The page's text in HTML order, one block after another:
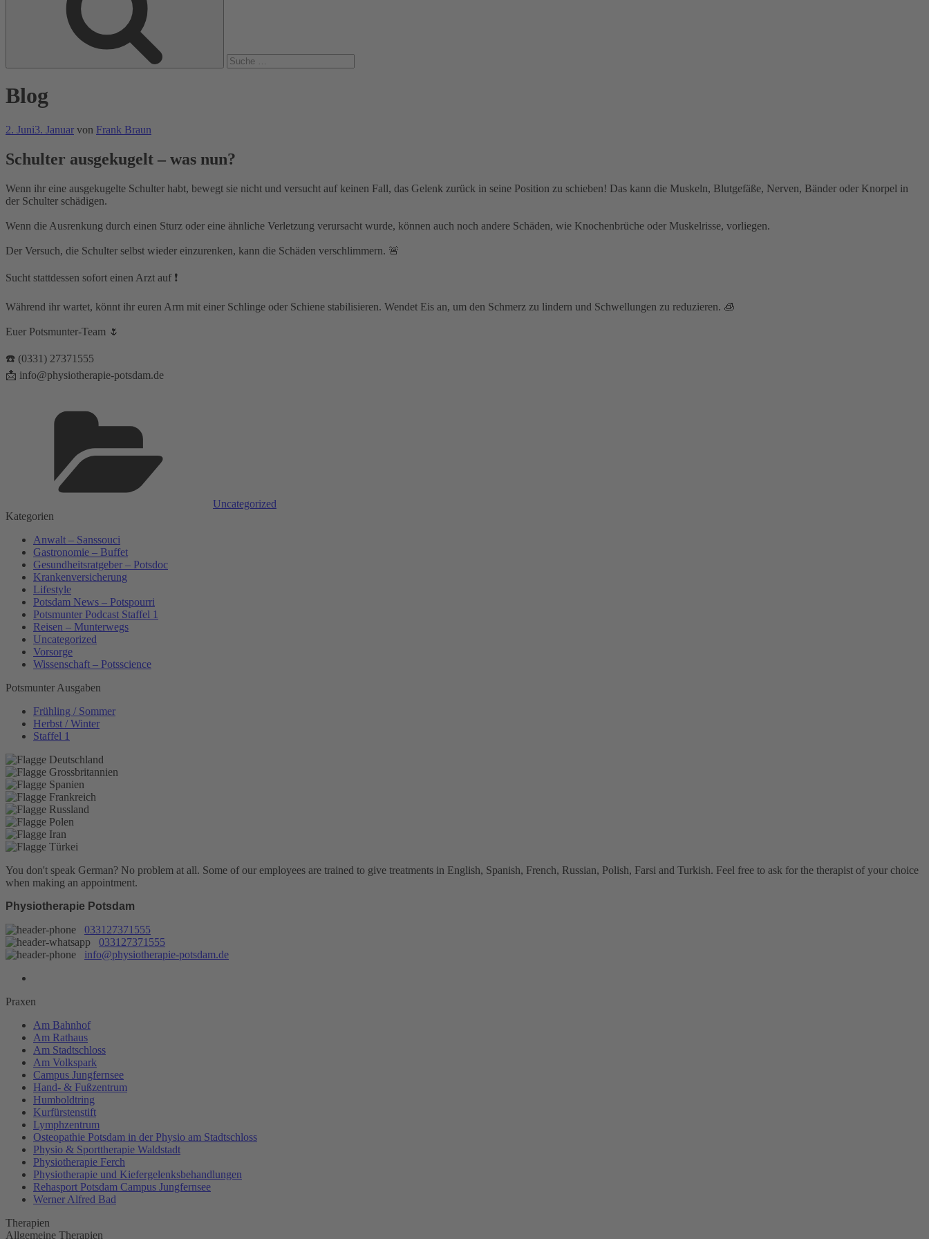
Blog
Veröffentlicht
2. Juni3. Januar von Frank Braun
Schulter ausgekugelt – was nun?
Wenn ihr eine ausgekugelte Schulter habt, bewegt sie nicht und versucht auf keinen Fall, das Gelenk zurück in seine Position zu schieben! Das kann die Muskeln, Blutgefäße, Nerven, Bänder oder Knorpel in
der Schulter schädigen.⁣
Wenn die Ausrenkung durch einen Sturz oder eine ähnliche Verletzung verursacht wurde, können auch noch andere Schäden, wie Knochenbrüche oder Muskelrisse, vorliegen.⁣
Der Versuch, die Schulter selbst wieder einzurenken, kann die Schäden verschlimmern. 🚨⁣
Sucht stattdessen sofort einen Arzt auf ❗⁣
Während ihr wartet, könnt ihr euren Arm mit einer Schlinge oder Schiene stabilisieren. Wendet Eis an, um den Schmerz zu lindern und Schwellungen zu reduzieren. 🧊⁣
Euer Potsmunter-Team 🌷⁣⁣⁣⁣
☎️ (0331) 27371555⁣⁣⁣⁣⁣⁣
📩 info@physiotherapie-potsdam.de
Uncategorized
Kategorien
Anwalt – Sanssouci
Gastronomie – Buffet
Gesundheitsratgeber – Potsdoc
Krankenversicherung
Lifestyle
Potsdam News – Potspourri
Potsmunter Podcast Staffel 1
Reisen – Munterwegs
Uncategorized
Vorsorge
Wissenschaft – Potsscience
Potsmunter Ausgaben
Frühling / Sommer
Herbst / Winter
Staffel 1
You don't speak German? No problem at all. Some of our employees are trained to give treatments in English, Spanish, French, Russian, Polish, Farsi and Turkish. Feel free to ask for the therapist of your choice
when making an appointment.
Physiotherapie Potsdam
033127371555
033127371555
info@physiotherapie-potsdam.de
Praxen
Am Bahnhof
Am Rathaus
Am Stadtschloss
Am Volkspark
Campus Jungfernsee
Hand- & Fußzentrum
Humboldtring
Kurfürstenstift
Lymphzentrum
Osteopathie Potsdam in der Physio am Stadtschloss
Physio & Sporttherapie Waldstadt
Physiotherapie Ferch
Physiotherapie und Kiefergelenksbehandlungen
Rehasport Potsdam Campus Jungfernsee
Werner Alfred Bad
Therapien
Allgemeine Therapien